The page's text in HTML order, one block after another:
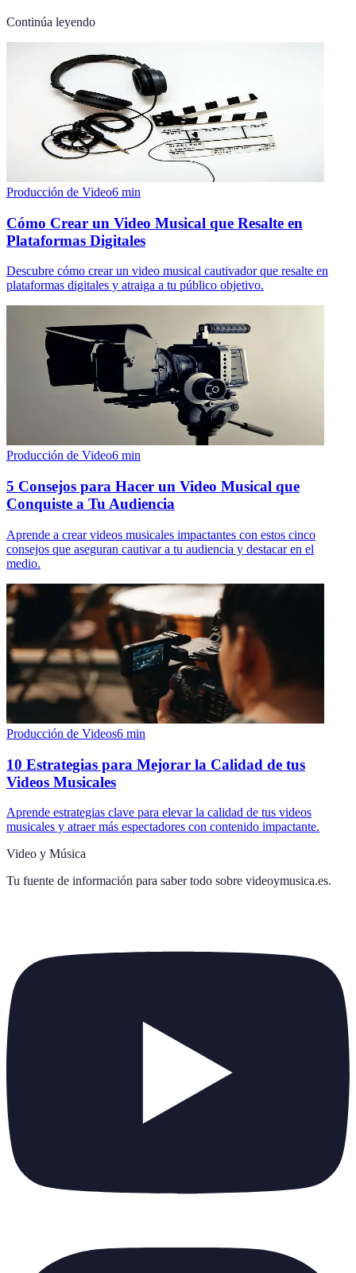
Continúa leyendo
Producción de Video6 min
Cómo Crear un Video Musical que Resalte en
Plataformas Digitales
Descubre cómo crear un video musical cautivador que resalte en
plataformas digitales y atraiga a tu público objetivo.
Producción de Video6 min
5 Consejos para Hacer un Video Musical que
Conquiste a Tu Audiencia
Aprende a crear videos musicales impactantes con estos cinco
consejos que aseguran cautivar a tu audiencia y destacar en el
medio.
Producción de Videos6 min
10 Estrategias para Mejorar la Calidad de tus
Videos Musicales
Aprende estrategias clave para elevar la calidad de tus videos
musicales y atraer más espectadores con contenido impactante.
Video y Música
Tu fuente de información para saber todo sobre videoymusica.es.